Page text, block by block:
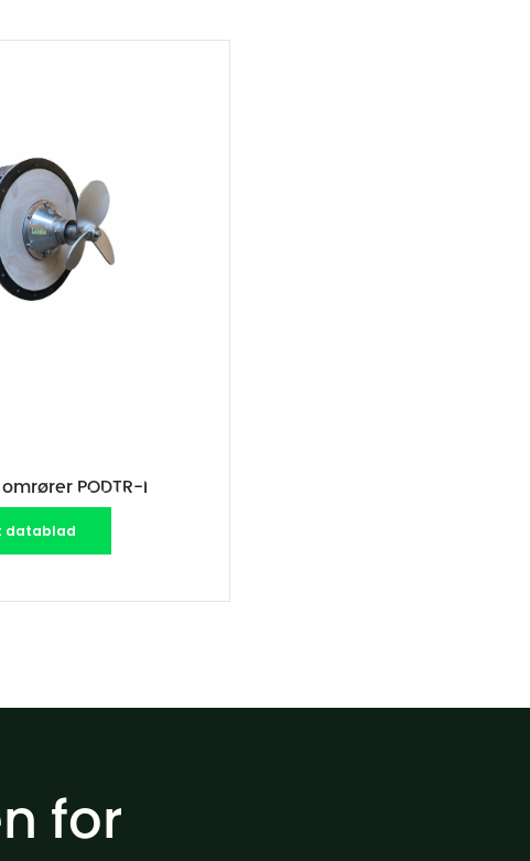
PODTR-I
datablad
for